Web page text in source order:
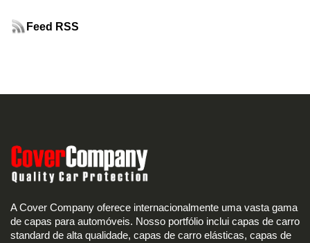
Feed RSS
A Cover Company oferece internacionalmente uma vasta gama
de capas para automóveis. Nosso portfólio inclui capas de carro
standard de alta qualidade, capas de carro elásticas, capas de